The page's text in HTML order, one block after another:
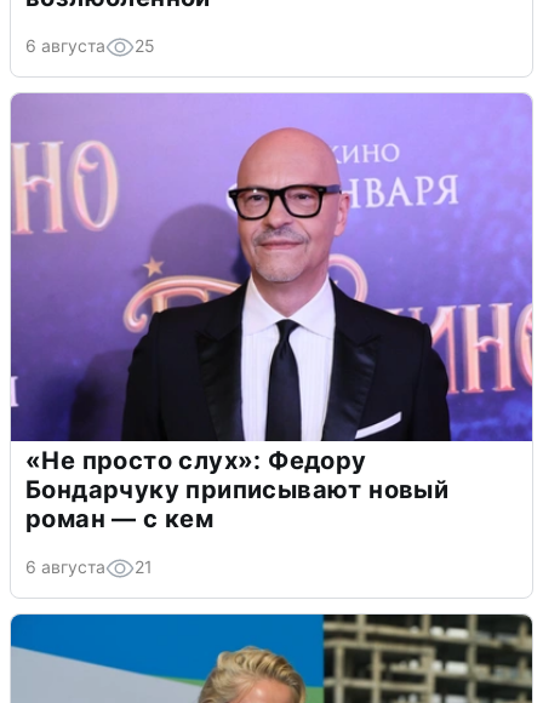
6 августа 25
«Не просто слух»: Федору
Бондарчуку приписывают новый
роман — с кем
6 августа 21